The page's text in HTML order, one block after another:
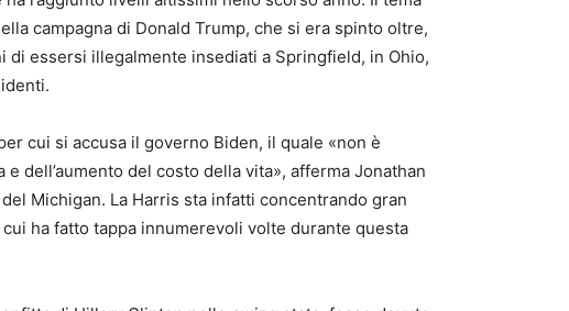
campagna di Donald Trump, che si era spinto oltre,
di essersi illegalmente insediati a Springfield, in Ohio,
cui si accusa il governo Biden, il quale «non è
dell’aumento del costo della vita», afferma Jonathan
Michigan. La Harris sta infatti concentrando gran
ha fatto tappa innumerevoli volte durante questa